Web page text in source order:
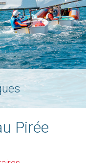
Pirée